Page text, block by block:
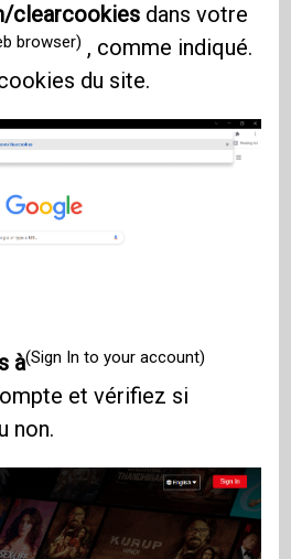
clearcookies dans votre
browser) , comme indiqué.
du site.
à(Sign In to your account)
et vérifiez si
non.